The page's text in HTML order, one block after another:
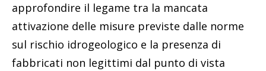
approfondire il legame tra la mancata
attivazione delle misure previste dalle norme
sul rischio idrogeologico e la presenza di
fabbricati non legittimi dal punto di vista